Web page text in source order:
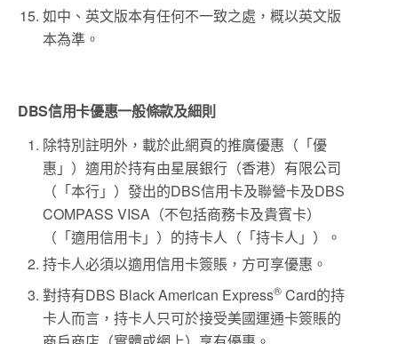
如中、英文版本有任何不一致之處，概以英文版
本為準。
DBS信用卡優惠一般條款及細則
除特別註明外，載於此網頁的推廣優惠（「優
惠」）適用於持有由星展銀行（香港）有限公司
（「本行」）發出的DBS信用卡及聯營卡及DBS
COMPASS VISA（不包括商務卡及貴賓卡）
（「適用信用卡」）的持卡人（「持卡人」）。
持卡人必須以適用信用卡簽賬，方可享優惠。
對持有DBS Black American Express® Card的持
卡人而言，持卡人只可於接受美國運通卡簽賬的